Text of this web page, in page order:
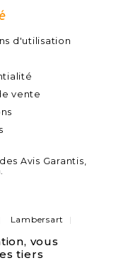
vous
tiers
d'utilisation
vente
Avis Garantis,
.
Lambersart
Pérenchies
deule